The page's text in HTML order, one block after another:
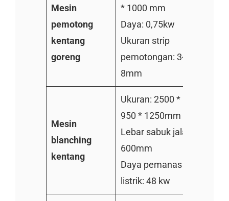
Mesin
pemotong
kentang
goreng
* 1000 mm
Daya: 0,75kw
Ukuran strip
pemotongan: 3-
8mm
Mesin
blanching
kentang
Ukuran: 2500 *
950 * 1250mm
Lebar sabuk jala:
600mm
Daya pemanas
listrik: 48 kw